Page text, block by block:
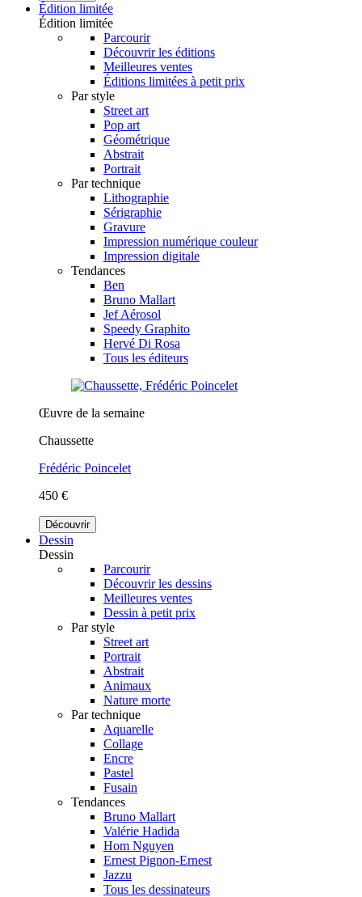
Édition limitée
Édition limitée
Parcourir
Découvrir les éditions
Meilleures ventes
Éditions limitées à petit prix
Par style
Street art
Pop art
Géométrique
Abstrait
Portrait
Par technique
Lithographie
Sérigraphie
Gravure
Impression numérique couleur
Impression digitale
Tendances
Ben
Bruno Mallart
Jef Aérosol
Speedy Graphito
Hervé Di Rosa
Tous les éditeurs
Œuvre de la semaine
Chaussette
Frédéric Poincelet
450 €
Découvrir
Dessin
Dessin
Parcourir
Découvrir les dessins
Meilleures ventes
Dessin à petit prix
Par style
Street art
Portrait
Abstrait
Animaux
Nature morte
Par technique
Aquarelle
Collage
Encre
Pastel
Fusain
Tendances
Bruno Mallart
Valérie Hadida
Hom Nguyen
Ernest Pignon-Ernest
Jazzu
Tous les dessinateurs